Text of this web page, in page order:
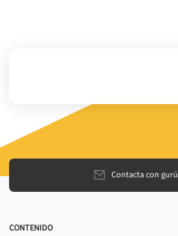
Contacta con gurú
CONTENIDO